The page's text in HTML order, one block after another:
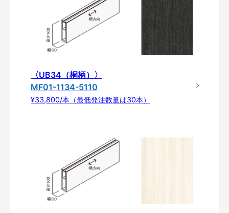
〈UB34（桐柄）〉
MF01-1134-5110
¥33,800/本（最低発注数量は30本）